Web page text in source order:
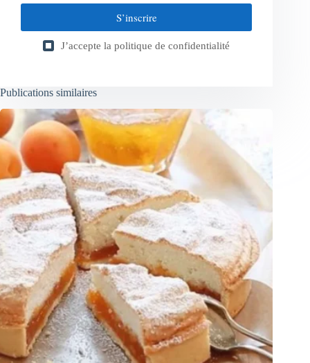
S’inscrire
J’accepte la politique de confidentialité
Publications similaires